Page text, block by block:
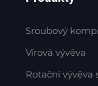
Sroubový
Vírová vývěva
Rotační